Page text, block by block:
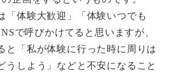
「体験大歓迎」「体験いつでも
で呼びかけてると思いますが、
と「私が体験に行った時に周りは
うしよう」などと不安になること